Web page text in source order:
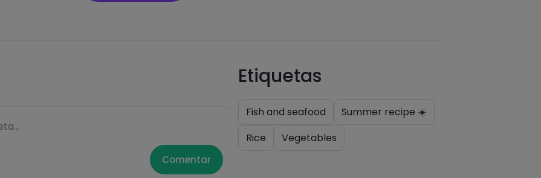
Comentar
Etiquetas
Fish and seafood
Summer recipe ☀️
Rice
Vegetables